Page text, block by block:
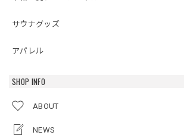
サウナグッズ
アパレル
SHOP INFO
ABOUT
NEWS